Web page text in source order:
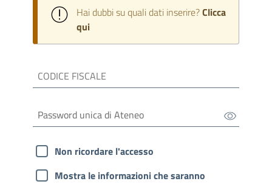
Hai dubbi su quali dati inserire?Clicca
qui
Non ricordare l'accesso
Mostra le informazioni che saranno